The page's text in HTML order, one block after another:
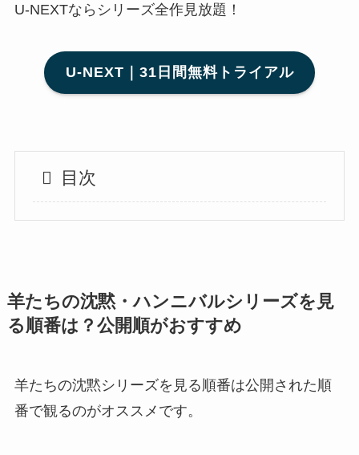
U-NEXTならシリーズ全作見放題！
U-NEXT｜31日間無料トライアル
目次
羊たちの沈黙・ハンニバルシリーズを見
る順番は？公開順がおすすめ
羊たちの沈黙シリーズを見る順番は公開された順
番で観るのがオススメです。